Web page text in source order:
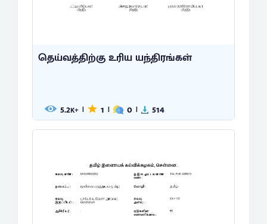
தெய்வத்திற்கு உரிய யந்திரங்கள்
5.2K+ | 1 | 0 | 514